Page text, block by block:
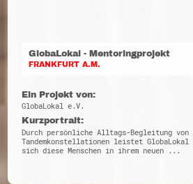
GlobaLokal - Mentoringprojekt
FRANKFURT A.M.
Ein Projekt von:
GlobaLokal e.V.
Kurzportrait:
Durch persönliche Alltags-Begleitung von
Tandemkonstellationen leistet
sich diese Menschen in ihrem neuen ...